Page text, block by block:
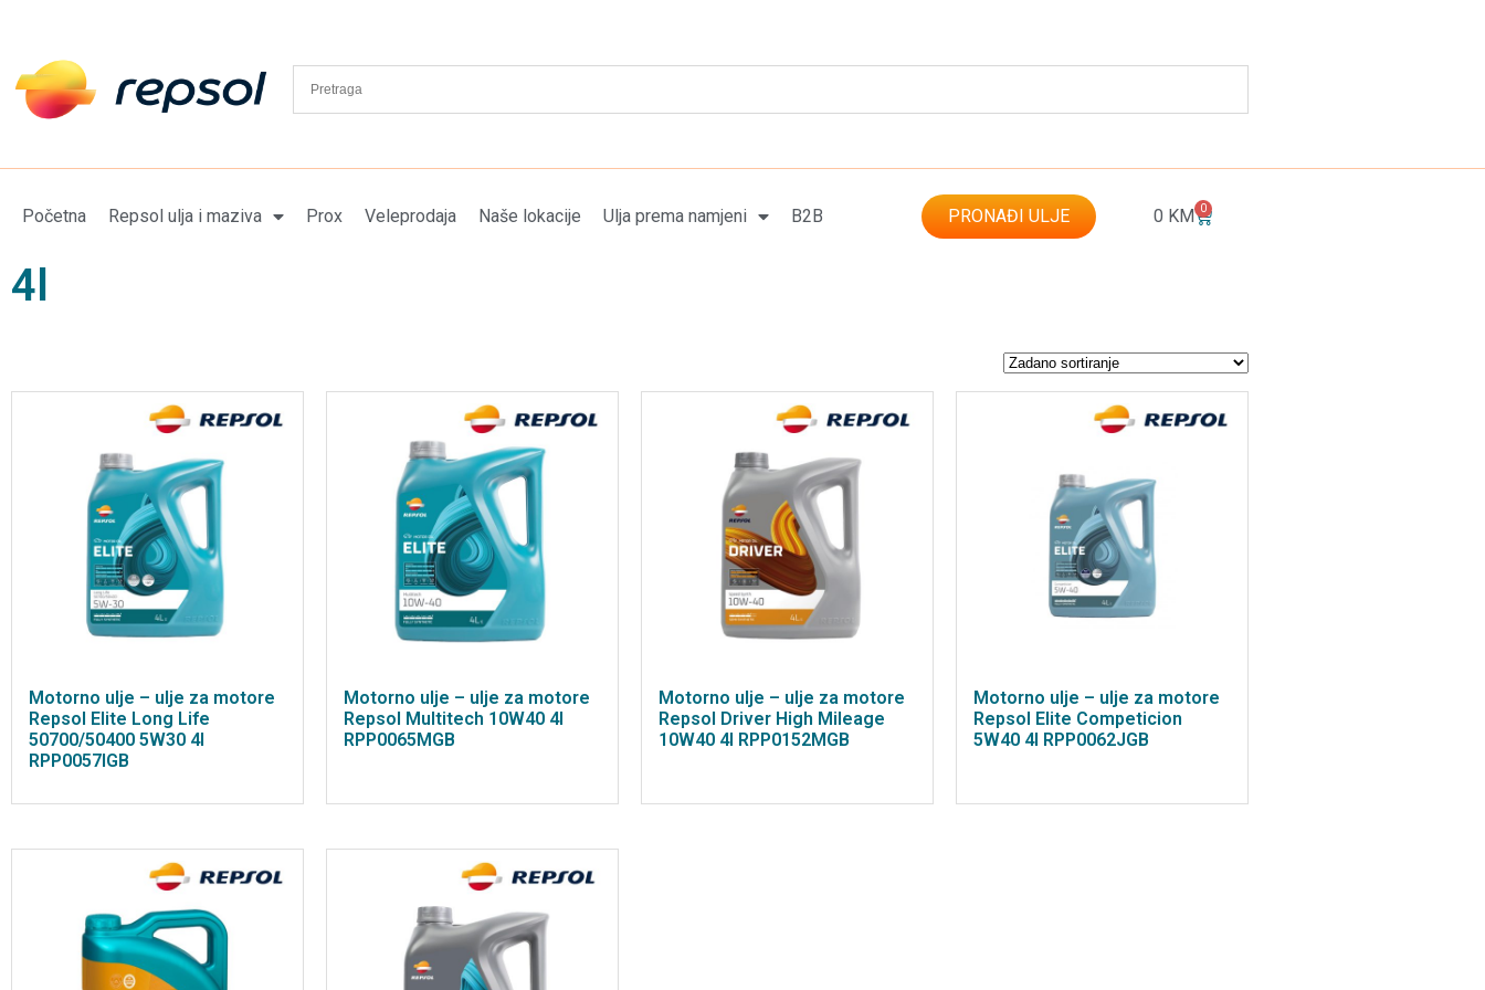
Početna Repsol ulja i maziva Prox Veleprodaja Naše lokacije Ulja prema namjeni B2B PRONAĐI ULJE 0 KM 0
4l
Motorno ulje – ulje za motore
Repsol Elite Long Life
50700/50400 5W30 4l
RPP0057IGB
Motorno ulje – ulje za motore
Repsol Multitech 10W40 4l
RPP0065MGB
Motorno ulje – ulje za motore
Repsol Driver High Mileage
10W40 4l RPP0152MGB
Motorno ulje – ulje za motore
Repsol Elite Competicion
5W40 4l RPP0062JGB